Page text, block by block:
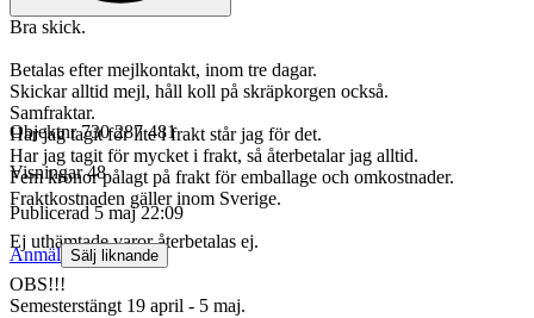
Bra skick.
Betalas efter mejlkontakt, inom tre dagar.
Skickar alltid mejl, håll koll på skräpkorgen också.
Samfraktar.
Har jag tagit för lite i frakt står jag för det.
Har jag tagit för mycket i frakt, så återbetalar jag alltid.
Fem kronor pålagt på frakt för emballage och omkostnader.
Fraktkostnaden gäller inom Sverige.
Ej uthämtade varor återbetalas ej.
OBS!!!
Semesterstängt 19 april - 5 maj.
Objektnr 730 287 481
Visningar 48
Publicerad 5 maj 22:09
Anmäl Sälj liknande